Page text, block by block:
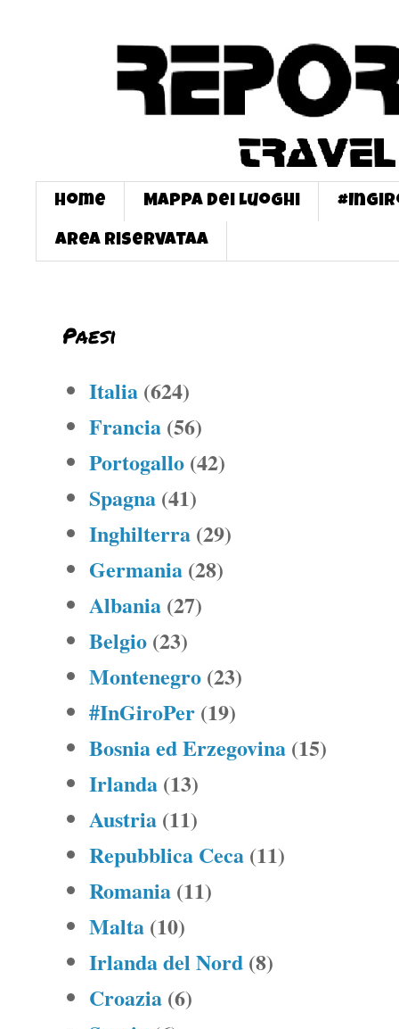
Home Mappa dei Luoghi
Area Riservataa
Paesi
Italia (624)
Francia (56)
Portogallo (42)
Spagna (41)
Inghilterra (29)
Germania (28)
Albania (27)
Belgio (23)
Montenegro (23)
#InGiroPer (19)
Bosnia ed Erzegovina (15)
Irlanda (13)
Austria (11)
Repubblica Ceca (11)
Romania (11)
Malta (10)
Irlanda del Nord (8)
Croazia (6)